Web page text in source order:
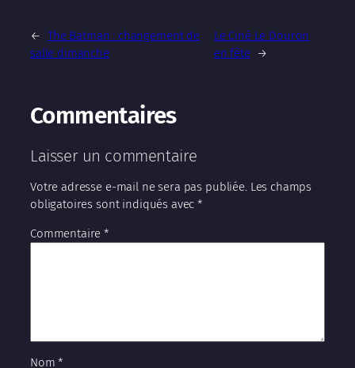
← The Batman : changement de
salle dimanche
Le Ciné Le Douron
en fête →
Commentaires
Laisser un commentaire
Votre adresse e-mail ne sera pas publiée. Les champs
obligatoires sont indiqués avec*
Commentaire*
Nom*